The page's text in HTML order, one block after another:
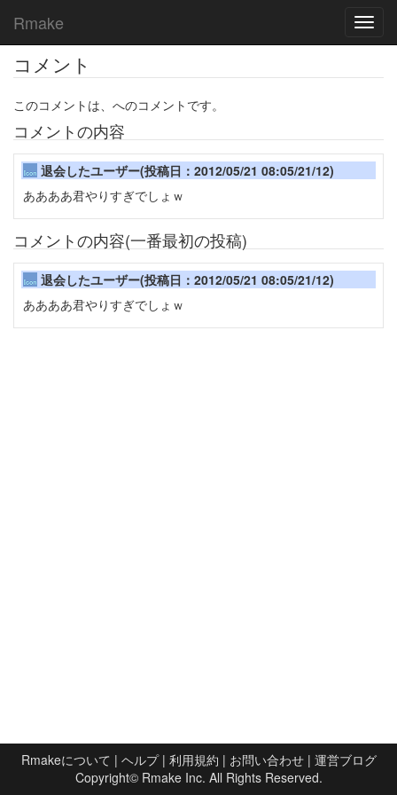
Rmake
コメント
このコメントは、へのコメントです。
コメントの内容
退会したユーザー(投稿日：2012/05/21 08:05/21/12)
ああああ君やりすぎでしょｗ
コメントの内容(一番最初の投稿)
退会したユーザー(投稿日：2012/05/21 08:05/21/12)
ああああ君やりすぎでしょｗ
Rmakeについて | ヘルプ| 利用規約 | お問い合わせ| 運営ブログ
Copyright© Rmake Inc. All Rights Reserved.